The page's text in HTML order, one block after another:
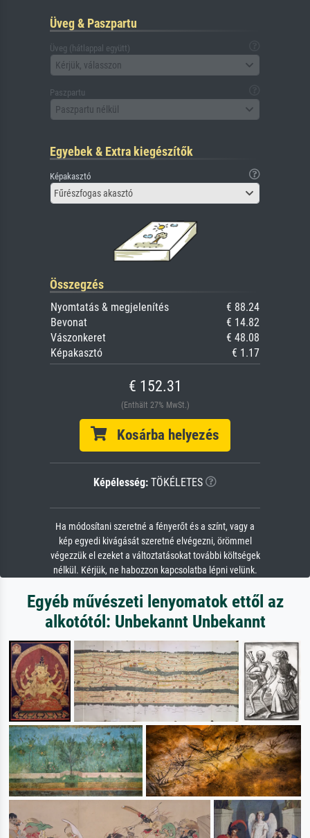
Üveg & Paszpartu
Üveg (hátlappal együtt)
Kérjük, válasszon
Paszpartu
Paszpartu nélkül
Egyebek & Extra kiegészítők
Képakasztó
Fűrészfogas akasztó
Összegzés
Nyomtatás & megjelenítés
€ 88.24
Bevonat
€ 14.82
Vászonkeret
€ 48.08
Képakasztó
€ 1.17
€ 152.31
(Enthält 27% MwSt.)
Kosárba helyezés
Képélesség: TÖKÉLETES
Ha módosítani szeretné a fényerőt és a színt, vagy a
kép egyedi kivágását szeretné elvégezni, örömmel
végezzük el ezeket a változtatásokat további költségek
nélkül. Kérjük, ne habozzon kapcsolatba lépni velünk.
Egyéb művészeti lenyomatok ettől az
alkotótól: Unbekannt Unbekannt